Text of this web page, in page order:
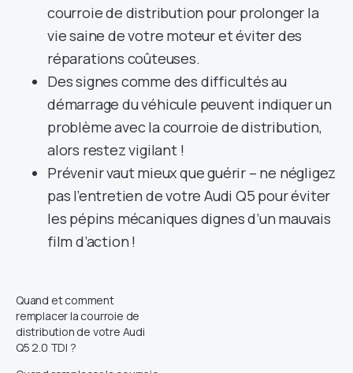
courroie de distribution pour prolonger la
vie saine de votre moteur et éviter des
réparations coûteuses.
Des signes comme des difficultés au
démarrage du véhicule peuvent indiquer un
problème avec la courroie de distribution,
alors restez vigilant !
Prévenir vaut mieux que guérir – ne négligez
pas l’entretien de votre Audi Q5 pour éviter
les pépins mécaniques dignes d’un mauvais
film d’action !
Quand et comment
remplacer la courroie de
distribution de votre Audi
Q5 2.0 TDI ?